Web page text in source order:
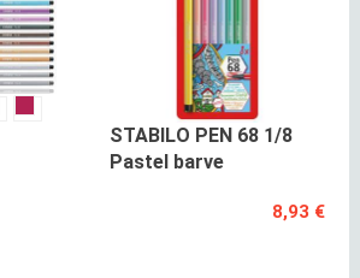
STABILO PEN 68 1/8
Pastel barve
8,93 €